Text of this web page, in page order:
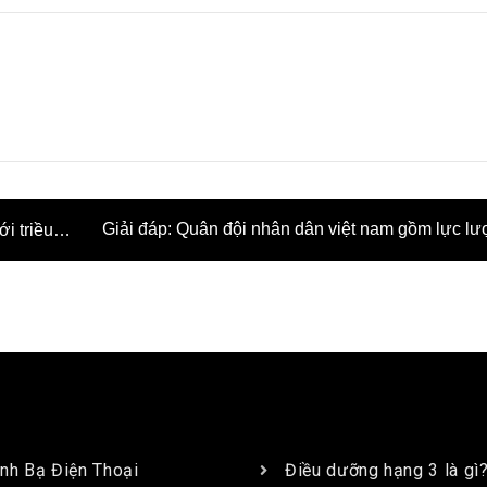
triều
Giải đáp: Quân đội nhân dân việt nam gồm lực
Bạ Điện Thoại Điều dưỡng hạng 3 là gì?